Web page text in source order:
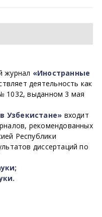
журнал «Иностранные
деятельность как
1032, выданном 3 мая
Узбекистане» входит
рекомендованных
Республики
диссертаций по